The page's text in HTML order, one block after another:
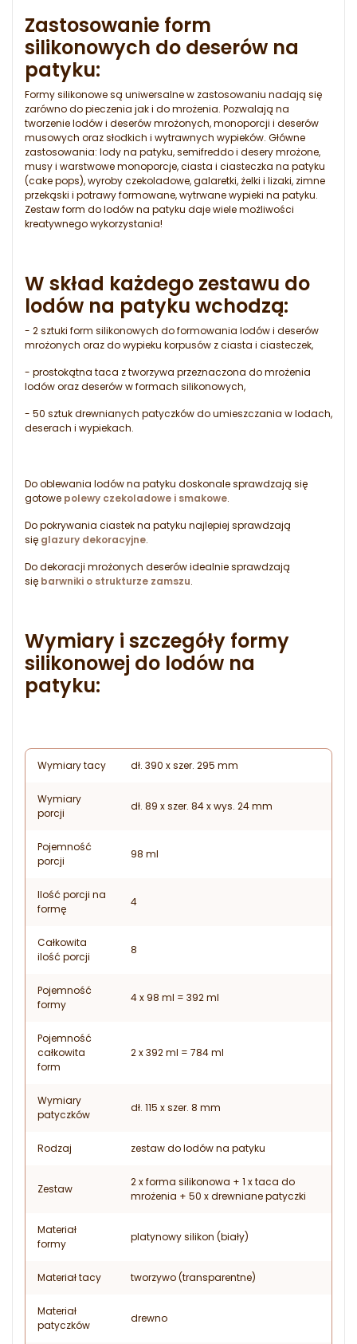
Zastosowanie form
silikonowych do deserów na
patyku:
Formy silikonowe są uniwersalne w zastosowaniu nadają się
zarówno do pieczenia jak i do mrożenia. Pozwalają na
tworzenie lodów i deserów mrożonych, monoporcji i deserów
musowych oraz słodkich i wytrawnych wypieków. Główne
zastosowania: lody na patyku, semifreddo i desery mrożone,
musy i warstwowe monoporcje, ciasta i ciasteczka na patyku
(cake pops), wyroby czekoladowe, galaretki, żelki i lizaki, zimne
przekąski i potrawy formowane, wytrwane wypieki na patyku.
Zestaw form do lodów na patyku daje wiele możliwości
kreatywnego wykorzystania!
W skład każdego zestawu do
lodów na patyku wchodzą:
- 2 sztuki form silikonowych do formowania lodów i deserów
mrożonych oraz do wypieku korpusów z ciasta i ciasteczek,
- prostokątna taca z tworzywa przeznaczona do mrożenia
lodów oraz deserów w formach silikonowych,
- 50 sztuk drewnianych patyczków do umieszczania w lodach,
deserach i wypiekach.
Do oblewania lodów na patyku doskonale sprawdzają się
gotowe polewy czekoladowe i smakowe.
Do pokrywania ciastek na patyku najlepiej sprawdzają
się glazury dekoracyjne.
Do dekoracji mrożonych deserów idealnie sprawdzają
się barwniki o strukturze zamszu.
Wymiary i szczegóły formy
silikonowej do lodów na
patyku:
Wymiary tacy dł. 390 x szer. 295 mm
Wymiary
porcji
dł. 89 x szer. 84 x wys. 24 mm
Pojemność
porcji
98 ml
Ilość porcji na
formę
4
Całkowita
ilość porcji
8
Pojemność
formy
4 x 98 ml = 392 ml
Pojemność
całkowita
form
2 x 392 ml = 784 ml
Wymiary
patyczków
dł. 115 x szer. 8 mm
Rodzaj zestaw do lodów na patyku
Zestaw
2 x forma silikonowa + 1 x taca do
mrożenia + 50 x drewniane patyczki
Materiał
formy
platynowy silikon (biały)
Materiał tacy tworzywo (transparentne)
Materiał
patyczków
drewno